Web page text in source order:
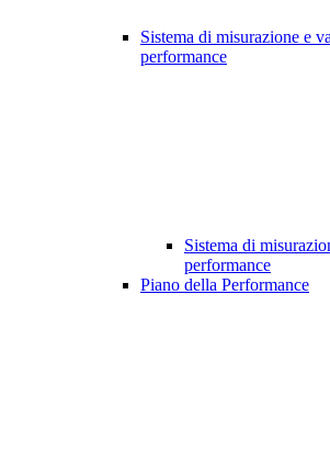
Sistema di misurazione e
performance
Sistema di
performance
Piano della Performance